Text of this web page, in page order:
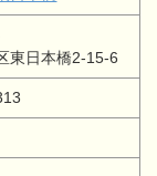
東日本橋2-15-6